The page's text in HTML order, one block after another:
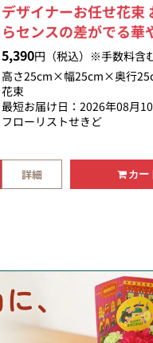
デザイナーお任せ花束
らセンスの差がでる華
す。 大臣賞受賞デザイ
る安心感と他店のアレ
じ違ったアレンジをお
す。 明るめのビタミン
ンジと黄色を使った元
花を厳選して素材を活
花を新鮮でイキイキし
5,390円（税込）※手数料含
高さ25cm×幅25cm×奥行
花束
最短お届け日：2026年08月
フローリストせきど
詳細 カー